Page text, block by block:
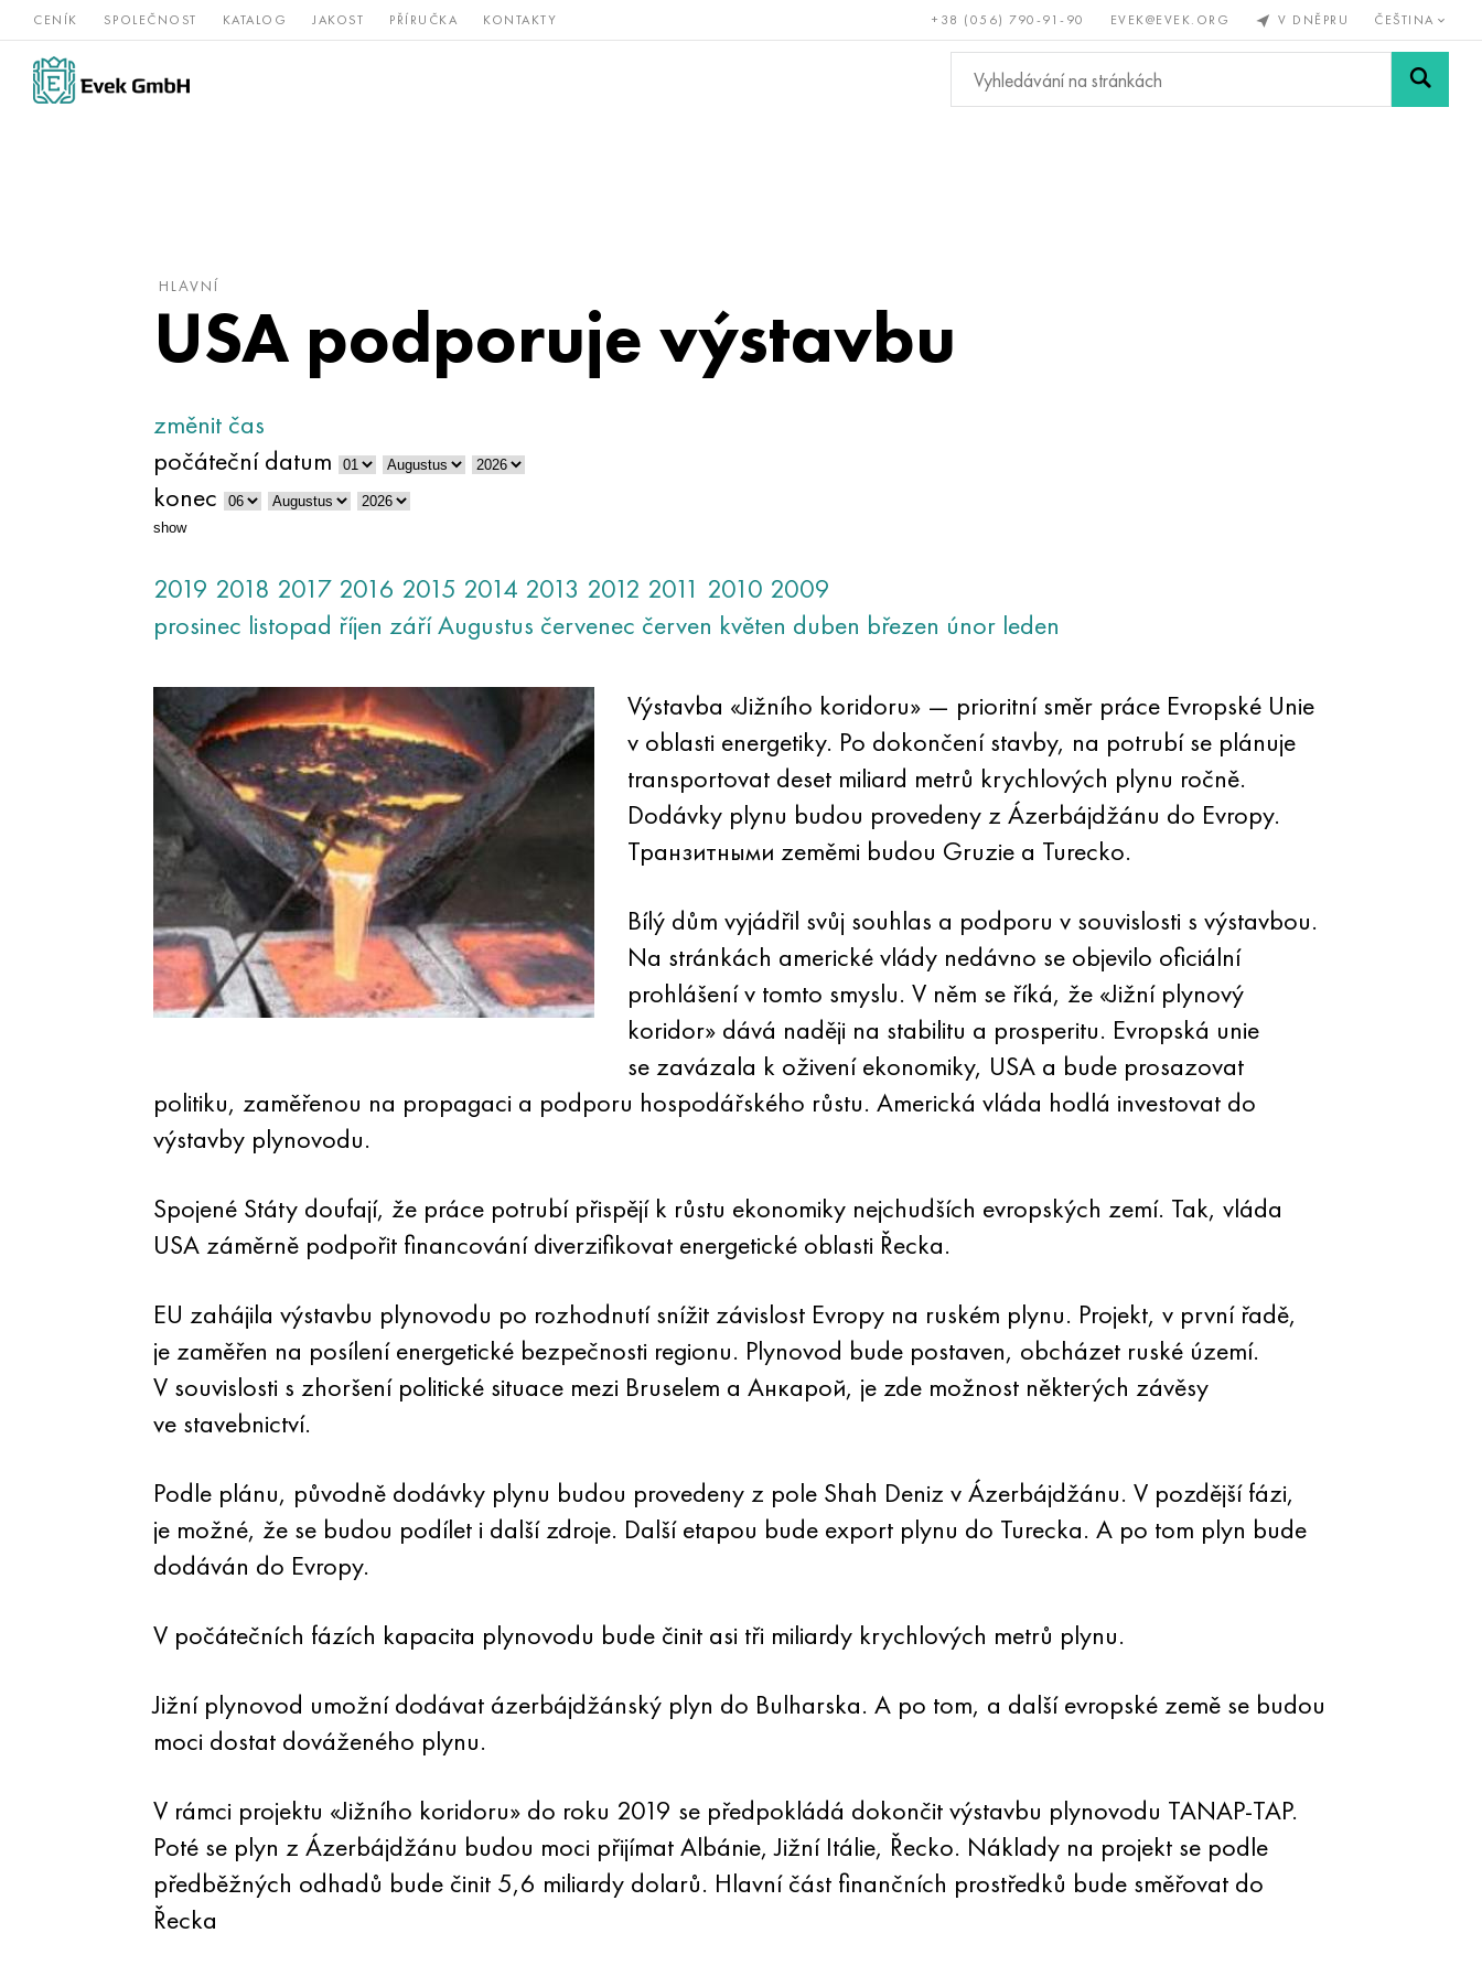
CENÍK SPOLEČNOST KATALOG JAKOST PŘÍRUČKA KONTAKTY +38 (056) 790-91-90 EVEK@EVEK.ORG V DNĚPRU ČEŠTINA
Slitiny
niklu
nerezová Vzácné a Bronz, měď, Neželezné
kovy
Legovaná Sítě a
HLAVNÍ
USA podporuje výstavbu
změnit čas
počáteční datum
konec
show
2019 2018 2017 2016 2015 2014 2013 2012 2011 2010 2009
prosinec listopad říjen záříAugustus červenec červen květen duben březen únor leden
Výstavba «Jižního koridoru» — prioritní směr práce Evropské Unie
v oblasti energetiky. Po dokončení stavby, na potrubí se plánuje
transportovat deset miliard metrů krychlových plynu ročně.
Dodávky plynu budou provedeny z Ázerbájdžánu do Evropy.
Транзитными zeměmi budou Gruzie a Turecko.
Bílý dům vyjádřil svůj souhlas a podporu v souvislosti s výstavbou.
Na stránkách americké vlády nedávno se objevilo oficiální
prohlášení v tomto smyslu. V něm se říká, že «Jižní plynový
koridor» dává naději na stabilitu a prosperitu. Evropská unie
se zavázala k oživení ekonomiky, USA a bude prosazovat
politiku, zaměřenou na propagaci a podporu hospodářského růstu. Americká vláda hodlá investovat do
výstavby plynovodu.
Spojené Státy doufají, že práce potrubí přispějí k růstu ekonomiky nejchudších evropských zemí. Tak, vláda
USA záměrně podpořit financování diverzifikovat energetické oblasti Řecka.
EU zahájila výstavbu plynovodu po rozhodnutí snížit závislost Evropy na ruském plynu. Projekt, v první řadě,
je zaměřen na posílení energetické bezpečnosti regionu. Plynovod bude postaven, obcházet ruské území.
V souvislosti s zhoršení politické situace mezi Bruselem a Анкарой, je zde možnost některých závěsy
ve stavebnictví.
Podle plánu, původně dodávky plynu budou provedeny z pole Shah Deniz v Ázerbájdžánu. V pozdější fázi,
je možné, že se budou podílet i další zdroje. Další etapou bude export plynu do Turecka. A po tom plyn bude
dodáván do Evropy.
V počátečních fázích kapacita plynovodu bude činit asi tři miliardy krychlových metrů plynu.
Jižní plynovod umožní dodávat ázerbájdžánský plyn do Bulharska. A po tom, a další evropské země se budou
moci dostat dováženého plynu.
V rámci projektu «Jižního koridoru» do roku 2019 se předpokládá dokončit výstavbu plynovodu TANAP-TAP.
Poté se plyn z Ázerbájdžánu budou moci přijímat Albánie, Jižní Itálie, Řecko. Náklady na projekt se podle
předběžných odhadů bude činit 5,6 miliardy dolarů. Hlavní část finančních prostředků bude směřovat do
Řecka